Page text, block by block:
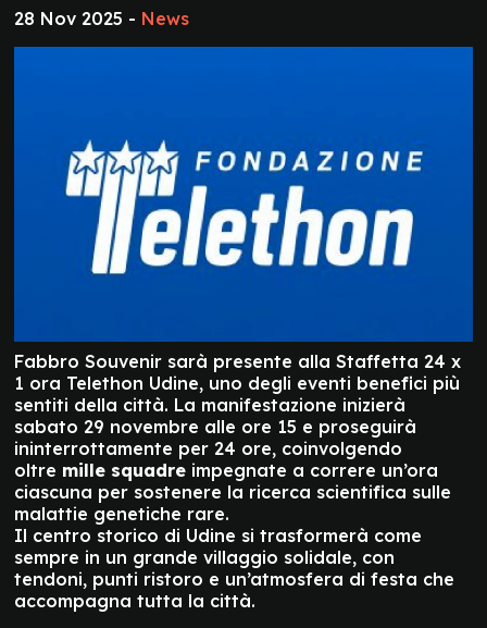
28 Nov 2025 - News
Fabbro Souvenir sarà presente alla Staffetta 24 x
1 ora Telethon Udine, uno degli eventi benefici più
sentiti della città. La manifestazione inizierà
sabato 29 novembre alle ore 15 e proseguirà
ininterrottamente per 24 ore, coinvolgendo
oltre mille squadre impegnate a correre un’ora
ciascuna per sostenere la ricerca scientifica sulle
malattie genetiche rare.
Il centro storico di Udine si trasformerà come
sempre in un grande villaggio solidale, con
tendoni, punti ristoro e un’atmosfera di festa che
accompagna tutta la città.